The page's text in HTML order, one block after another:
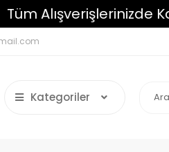
Alışverişlerinizde Kargo
Kategoriler